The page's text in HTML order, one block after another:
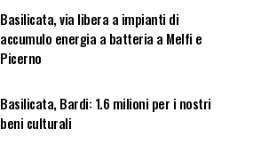
Basilicata, via libera a impianti di
accumulo energia a batteria a Melfi e
Picerno
Basilicata, Bardi: 1.6 milioni per i nostri
beni culturali